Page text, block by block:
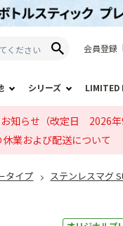
会員登録
シリーズ LIMITED
知らせ（改定日 2026年9
休業および配送について
タイプ ステンレスマグ